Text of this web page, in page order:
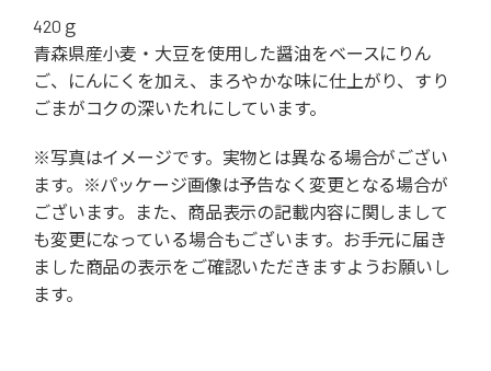
420ｇ
青森県産小麦・大豆を使用した醤油をベースにりん
ご、にんにくを加え、まろやかな味に仕上がり、すり
ごまがコクの深いたれにしています。
※写真はイメージです。実物とは異なる場合がござい
ます。※パッケージ画像は予告なく変更となる場合が
ございます。また、商品表示の記載内容に関しまして
も変更になっている場合もございます。お手元に届き
ました商品の表示をご確認いただきますようお願いし
ます。